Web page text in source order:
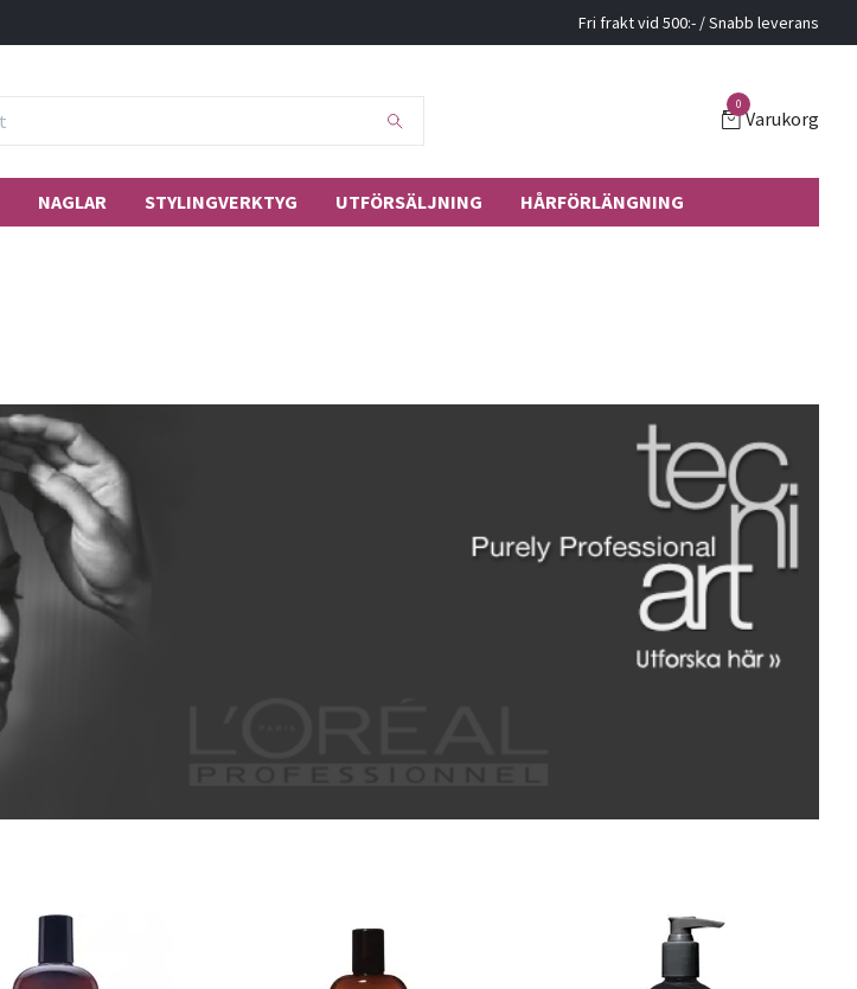
Fri frakt vid 500:- / Snabb leverans
0
Varukorg
NAGLAR STYLINGVERKTYG UTFÖRSÄLJNING HÅRFÖRLÄNGNING